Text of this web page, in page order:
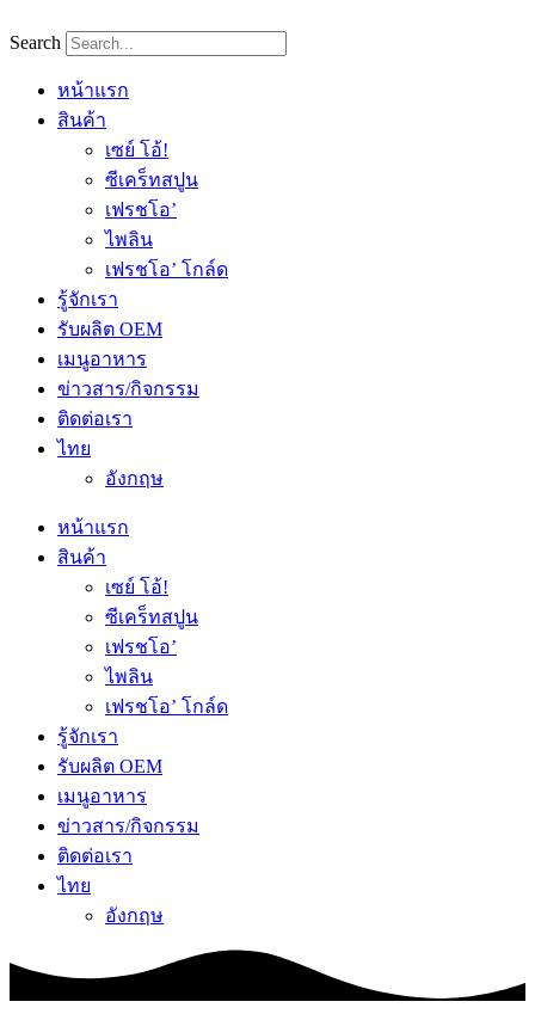
to
Search
หน้าแรก
สินค้า
เซย์ โอ้!
ซีเคร็ทสปูน
เฟรชโอ’
ไพลิน
เฟรชโอ’ โกล์ด
รู้จักเรา
รับผลิต OEM
เมนูอาหาร
ข่าวสาร/กิจกรรม
ติดต่อเรา
ไทย
อังกฤษ
หน้าแรก
สินค้า
เซย์ โอ้!
ซีเคร็ทสปูน
เฟรชโอ’
ไพลิน
เฟรชโอ’ โกล์ด
รู้จักเรา
รับผลิต OEM
เมนูอาหาร
ข่าวสาร/กิจกรรม
ติดต่อเรา
ไทย
อังกฤษ